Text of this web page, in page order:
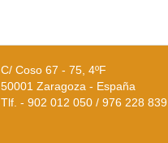
C/ Coso 67 - 75, 4ºF
50001 Zaragoza - España
Tlf. - 902 012 050 / 976 228 839